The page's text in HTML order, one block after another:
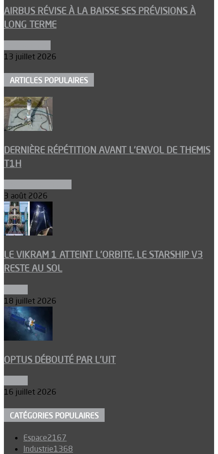
AIRBUS RÉVISE À LA BAISSE SES PRÉVISIONS À
LONG TERME
13 juillet 2026
ARTICLES POPULAIRES
DERNIÈRE RÉPÉTITION AVANT L’ENVOL DE THEMIS
T1H
3 août 2026
LE VIKRAM 1 ATTEINT L’ORBITE, LE STARSHIP V3
RESTE AU SOL
18 juillet 2026
OPTUS DÉBOUTÉ PAR L’UIT
16 juillet 2026
CATÉGORIES POPULAIRES
Espace2167
Industrie1368